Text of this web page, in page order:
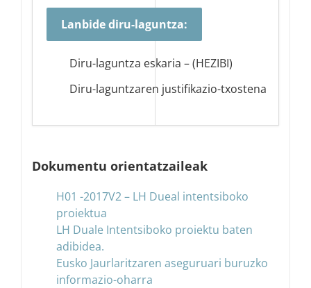
Lanbide diru-laguntza:
Diru-laguntza eskaria – (HEZIBI)
Diru-laguntzaren justifikazio-txostena
Dokumentu orientatzaileak
H01 -2017V2 – LH Dueal intentsiboko
proiektua
LH Duale Intentsiboko proiektu baten
adibidea.
Eusko Jaurlaritzaren aseguruari buruzko
informazio-oharra